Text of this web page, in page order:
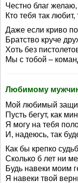
Честно благ
Кто тебя так
Даже если криво
Братство круче
Хоть без
Мы с тобой –
Любимому
Мой любимый
Пусть бегут, как
Я могу на тебя
И, надеюсь, так
Как бы крепко
Сколько б лет ни
Будь навеки моим
Я навеки твой